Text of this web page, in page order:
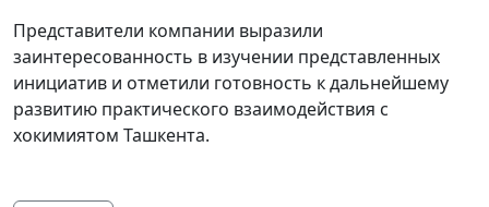
Представители компании выразили
заинтересованность в изучении представленных
инициатив и отметили готовность к дальнейшему
развитию практического взаимодействия с
хокимиятом Ташкента.